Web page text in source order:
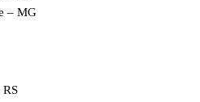
– MG